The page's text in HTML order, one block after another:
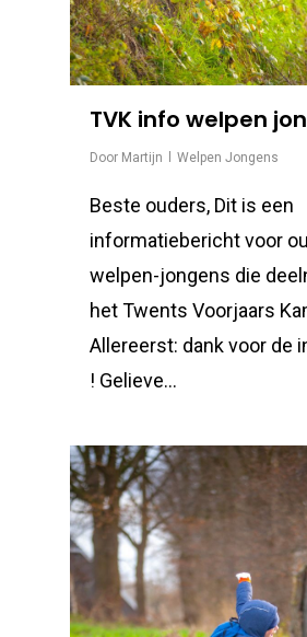
TVK info welpen
Door Martijn Welpen Jongens
Beste ouders, Dit is een
informatiebericht voor
welpen-jongens die
het Twents Voorjaars
Allereerst: dank voor de
! Gelieve…